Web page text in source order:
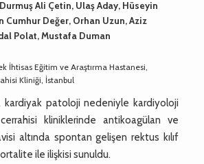
Ali Çetin, Ulaş Aday, Hüseyin
Cumhur Değer, Orhan Uzun, Aziz
Polat, Mustafa Duman
İhtisas Eğitim ve Araştırma Hastanesi,
Kliniği, İstanbul
kardiyak patoloji nedeniyle kardiyoloji
kliniklerinde antikoagülan ve
altında spontan gelişen rektus kılıf
ile ilişkisi sunuldu.